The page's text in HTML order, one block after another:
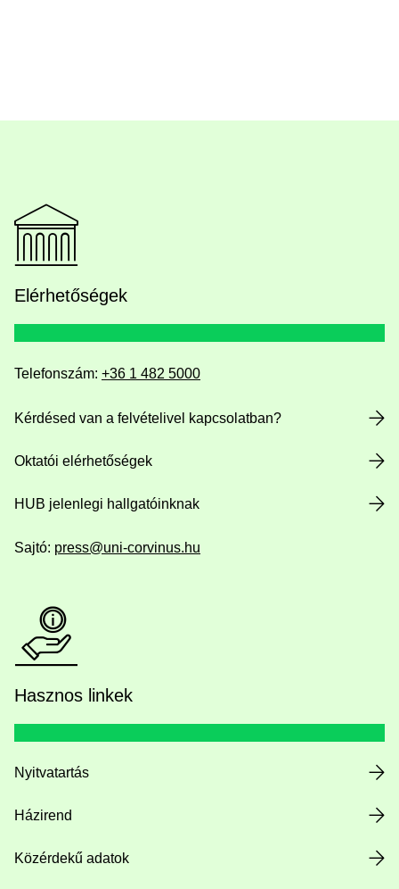
Elérhetőségek
Telefonszám: +36 1 482 5000
Kérdésed van a felvételivel kapcsolatban?
Oktatói elérhetőségek
HUB jelenlegi hallgatóinknak
Sajtó: press@uni-corvinus.hu
Hasznos linkek
Nyitvatartás
Házirend
Közérdekű adatok